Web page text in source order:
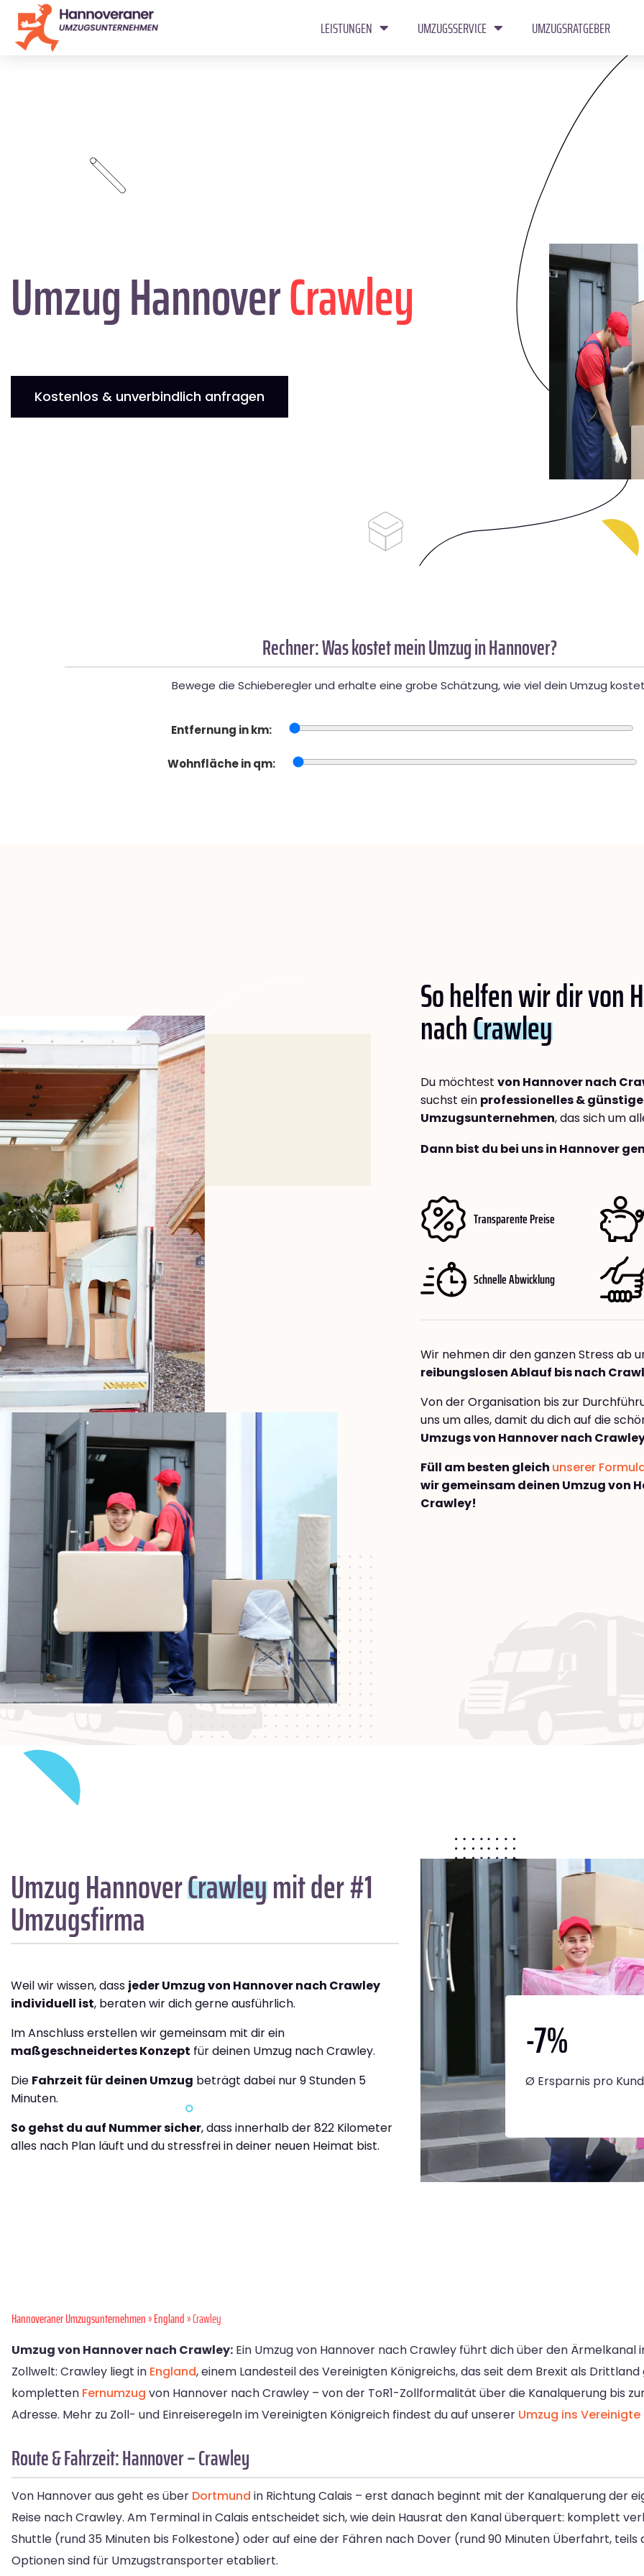
LEISTUNGEN UMZUGSSERVICE UMZUGSRATGEBER
Umzug HannoverCrawley
Kostenlos & unverbindlich anfragen
Rechner: Was kostet mein Umzug in Hannover?
Bewege die Schieberegler und erhalte eine grobe Schätzung, wie viel dein Umzug
Entfernung in km:
Wohnfläche in qm:
So helfen wir dir von
nachCrawley
Du möchtest von Hannover nach
suchst ein professionelles &
Umzugsunternehmen, das sich um
Dann bist du bei uns in Hannover
Transparente Preise
Schnelle Abwicklung
Wir nehmen dir den ganzen Stress ab
reibungslosen Ablauf bis nach
Von der Organisation bis zur
uns um alles, damit du dich auf die
Umzugs von Hannover nach
Füll am besten gleich unserer
wir gemeinsam deinen Umzug von
Crawley!
Umzug HannoverCrawleymit der #1
Umzugsfirma
Weil wir wissen, dass jeder Umzug von Hannover nach Crawley
individuell ist, beraten wir dich gerne ausführlich.
Im Anschluss erstellen wir gemeinsam mit dir ein
maßgeschneidertes Konzept für deinen Umzug nach Crawley.
Die Fahrzeit für deinen Umzug beträgt dabei nur 9 Stunden 5
Minuten.
So gehst du auf Nummer sicher, dass innerhalb der 822 Kilometer
alles nach Plan läuft und du stressfrei in deiner neuen Heimat bist.
-7%
Ø Ersparnis pro
Hannoveraner Umzugsunternehmen»England» Crawley
Umzug von Hannover nach Crawley: Ein Umzug von Hannover nach Crawley führt dich über den Ärmelkanal
Zollwelt: Crawley liegt in England, einem Landesteil des Vereinigten Königreichs, das seit dem Brexit als
kompletten Fernumzug von Hannover nach Crawley – von der ToR1-Zollformalität über die Kanalquerung bis
Adresse. Mehr zu Zoll- und Einreiseregeln im Vereinigten Königreich findest du auf unserer Umzug ins
Route & Fahrzeit: Hannover – Crawley
Von Hannover aus geht es über Dortmund in Richtung Calais – erst danach beginnt mit der Kanalquerung der
Reise nach Crawley. Am Terminal in Calais entscheidet sich, wie dein Hausrat den Kanal überquert: komplett
Shuttle (rund 35 Minuten bis Folkestone) oder auf eine der Fähren nach Dover (rund 90 Minuten Überfahrt,
Optionen sind für Umzugstransporter etabliert.